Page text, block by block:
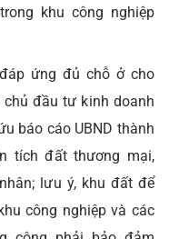
khu công nghiệp
ứng đủ chỗ ở cho
chủ đầu tư kinh doanh
báo cáo UBND thành
tích đất thương mại,
lưu ý, khu đất để
công nghiệp và các